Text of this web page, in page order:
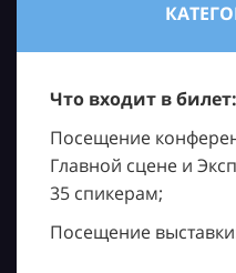
Что входит в билет:
Посещение
Главной сцене и
35 спикерам;
Посещение